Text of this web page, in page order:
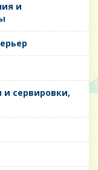
и
и сервировки,